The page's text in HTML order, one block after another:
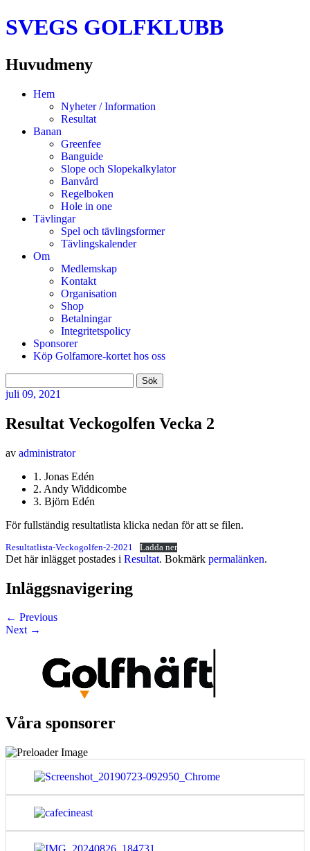
SVEGS GOLFKLUBB
Huvudmeny
HoppaHem
Nyheter / Information
Resultat
Banan
Greenfee
Banguide
Slope och Slopekalkylator
Banvård
Regelboken
Hole in one
Tävlingar
Spel och tävlingsformer
Tävlingskalender
Om
Medlemskap
Kontakt
Organisation
Shop
Betalningar
Integritetspolicy
Sponsorer
Köp Golfamore-kortet hos oss
efter:
juli 09, 2021
Resultat Veckogolfen Vecka 2
av administrator
1. Jonas Edén
2. Andy Widdicombe
3. Björn Edén
För fullständig resultatlista klicka nedan för att se filen.
Resultatlista-Veckogolfen-2-2021 Ladda ner
Det här inlägget postades i Resultat. Bokmärk permalänken.
Inläggsnavigering
← Previous
Next →
Våra sponsorer